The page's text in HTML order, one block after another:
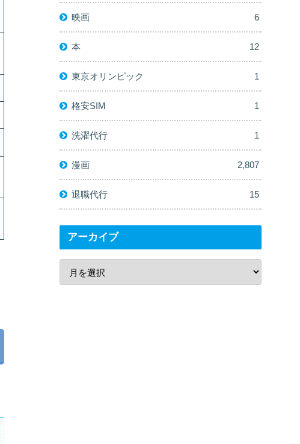
映画 6
本 12
東京オリンピック 1
格安SIM 1
洗濯代行 1
漫画 2,807
退職代行 15
アーカイブ